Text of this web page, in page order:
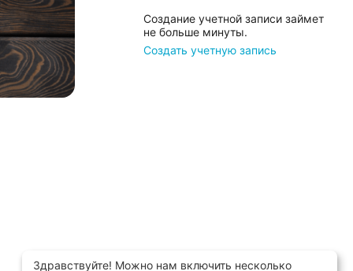
Создание учетной записи займет
не больше минуты.
Создать учетную запись
Здравствуйте! Можно нам включить несколько